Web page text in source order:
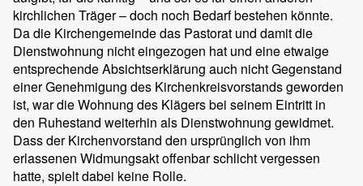
kirchlichen Träger – doch noch Bedarf bestehen könnte.
Da die Kirchengemeinde das Pastorat und damit die
Dienstwohnung nicht eingezogen hat und eine etwaige
entsprechende Absichtserklärung auch nicht Gegenstand
einer Genehmigung des Kirchenkreisvorstands geworden
ist, war die Wohnung des Klägers bei seinem Eintritt in
den Ruhestand weiterhin als Dienstwohnung gewidmet.
Dass der Kirchenvorstand den ursprünglich von ihm
erlassenen Widmungsakt offenbar schlicht vergessen
hatte, spielt dabei keine Rolle.